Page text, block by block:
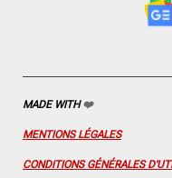
r
a
MADE WITH❤️
MENTIONS LÉGALES
CONDITIONS GÉNÉRALES